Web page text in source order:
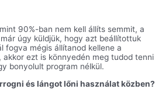
90%-ban nem kell állíts semmit, a
úgy küldjük, hogy azt beállítottuk
fogva mégis állítanod kellene a
ezt is könnyedén meg tudod tenni
bonyolult program nélkül.
és lángot lőni használat közben?